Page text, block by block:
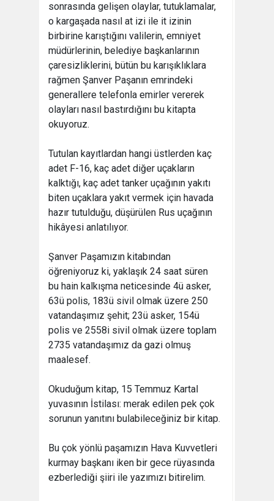
sonrasında gelişen olaylar, tutuklamalar,
o kargaşada nasıl at izi ile it izinin
birbirine karıştığını valilerin, emniyet
müdürlerinin, belediye başkanlarının
çaresizliklerini, bütün bu karışıklıklara
rağmen Şanver Paşanın emrindeki
generallere telefonla emirler vererek
olayları nasıl bastırdığını bu kitapta
okuyoruz.
Tutulan kayıtlardan hangi üstlerden kaç
adet F-16, kaç adet diğer uçakların
kalktığı, kaç adet tanker uçağının yakıtı
biten uçaklara yakıt vermek için havada
hazır tutulduğu, düşürülen Rus uçağının
hikâyesi anlatılıyor.
Şanver Paşamızın kitabından
öğreniyoruz ki, yaklaşık 24 saat süren
bu hain kalkışma neticesinde 4ü asker,
63ü polis, 183ü sivil olmak üzere 250
vatandaşımız şehit; 23ü asker, 154ü
polis ve 2558i sivil olmak üzere toplam
2735 vatandaşımız da gazi olmuş
maalesef.
Okuduğum kitap, 15 Temmuz Kartal
yuvasının İstilası: merak edilen pek çok
sorunun yanıtını bulabileceğiniz bir kitap.
Bu çok yönlü paşamızın Hava Kuvvetleri
kurmay başkanı iken bir gece rüyasında
ezberlediği şiiri ile yazımızı bitirelim.